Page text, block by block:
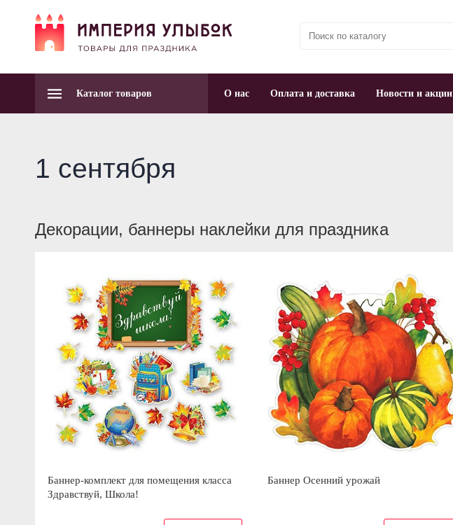
Каталог товаров О нас Оплата и доставка Новости и акции
1 сентября
Декорации, баннеры наклейки для праздника
Баннер-комплект для помещения класса
Здравствуй, Школа!
Баннер Осенний урожай